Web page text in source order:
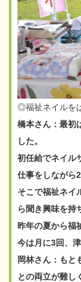
◎福祉ネイルを
橋本さん：最初
した。
初任給でネイル
仕事をしながら
そこで福祉ネイ
ら聞き興味を持
昨年の夏から福
今は月に3回、
岡林さん：もと
との両立が難し